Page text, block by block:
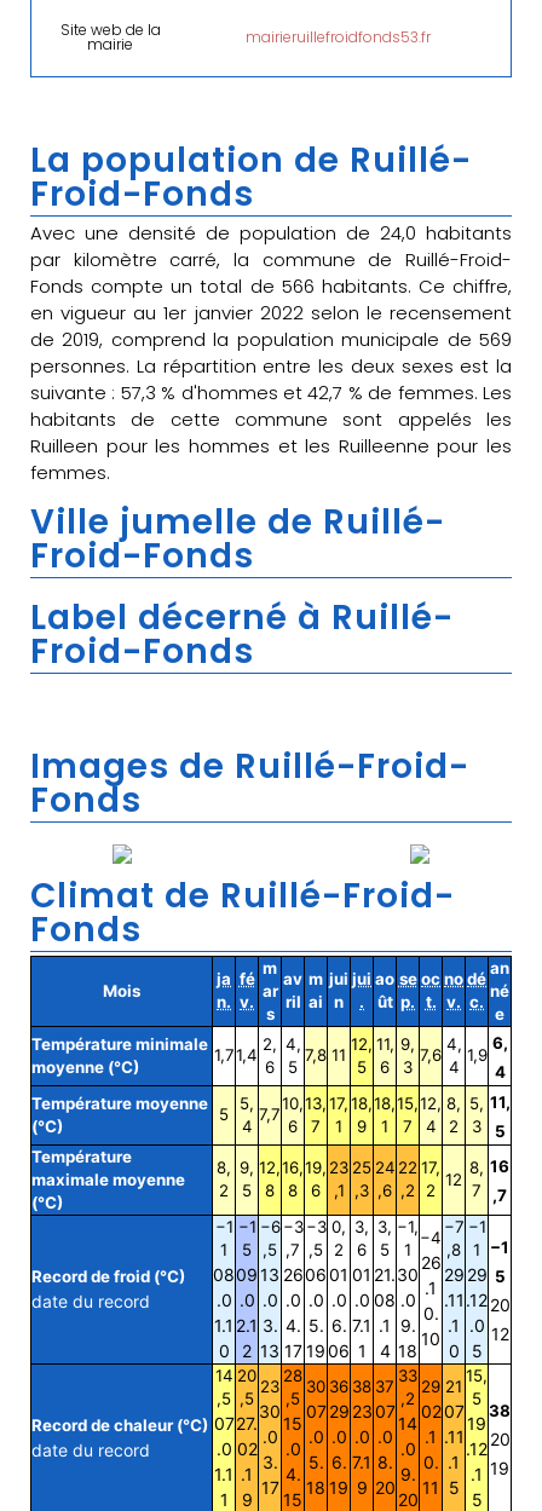
Site web de la
mairie mairieruillefroidfonds53.fr
La population de Ruillé-
Froid-Fonds
Avec une densité de population de 24,0 habitants
par kilomètre carré, la commune de Ruillé-Froid-
Fonds compte un total de 566 habitants. Ce chiffre,
en vigueur au 1er janvier 2022 selon le recensement
de 2019, comprend la population municipale de 569
personnes. La répartition entre les deux sexes est la
suivante : 57,3 % d'hommes et 42,7 % de femmes. Les
habitants de cette commune sont appelés les
Ruilleen pour les hommes et les Ruilleenne pour les
femmes.
Ville jumelle de Ruillé-
Froid-Fonds
Label décerné à Ruillé-
Froid-Fonds
Images de Ruillé-Froid-
Fonds
Climat de Ruillé-Froid-
Fonds
Mois
ja
n.
fé
v.
m
ar
s
av
ril
m
ai
jui
n
jui
.
ao
ût
se
p.
oc
t.
no
v.
dé
c.
an
né
e
Température minimale
moyenne (°C)
1,71,4
2,
6
4,
5
7,8 11
12,
5
11,
6
9,
3
7,6
4,
4
1,9
6,
4
Température moyenne
(°C)
5
5,
4
7,7
10,
6
13,
7
17,
1
18,
9
18,
1
15,
7
12,
4
8,
2
5,
3
11,
5
Température
maximale moyenne
(°C)
8,
2
9,
5
12,
8
16,
8
19,
6
23
,1
25
,3
24
,6
22
,2
17,
2
12
8,
7
16
,7
Record de froid (°C)
date du record
−1
1
08
.0
1.1
0
−1
5
09
.0
2.1
2
−6
,5
13
.0
3.
13
−3
,7
26
.0
4.
17
−3
,5
06
.0
5.
19
0,
2
01
.0
6.
06
3,
6
01
.0
7.1
1
3,
5
21.
08
.1
4
−1,
1
30
.0
9.
18
−4
26
.1
0.
10
−7
,8
29
.11
.1
0
−1
1
29
.12
.0
5
−1
5
20
12
Record de chaleur (°C)
date du record
14
,5
07
.0
1.1
1
20
,5
27.
02
.1
9
23
30
.0
3.
17
28
,5
15
.0
4.
15
30
07
.0
5.
18
36
29
.0
6.
19
38
23
.0
7.1
9
37
07
.0
8.
20
33
,2
14
.0
9.
20
29
02
.1
0.
11
21
07
.11
.1
5
15,
5
19
.12
.1
5
38
20
19